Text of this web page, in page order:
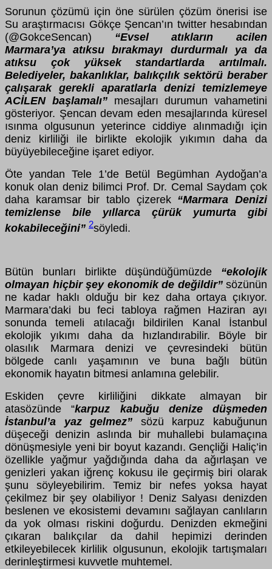
Sorunun çözümü için öne sürülen çözüm önerisi ise
Su araştırmacısı Gökçe Şencan’ın twitter hesabından
(@GokceSencan) “Evsel atıkların acilen
Marmara’ya atıksu bırakmayı durdurmalı ya da
atıksu çok yüksek standartlarda arıtılmalı.
Belediyeler, bakanlıklar, balıkçılık sektörü beraber
çalışarak gerekli aparatlarla denizi temizlemeye
ACİLEN başlamalı” mesajları durumun vahametini
gösteriyor. Şencan devam eden mesajlarında küresel
ısınma olgusunun yeterince ciddiye alınmadığı için
deniz kirliliği ile birlikte ekolojik yıkımın daha da
büyüyebileceğine işaret ediyor.
Öte yandan Tele 1’de Betül Begümhan Aydoğan’a
konuk olan deniz bilimci Prof. Dr. Cemal Saydam çok
daha karamsar bir tablo çizerek “Marmara Denizi
temizlense bile yıllarca çürük yumurta gibi
kokabileceğini” 2söyledi.
Bütün bunları birlikte düşündüğümüzde “ekolojik
olmayan hiçbir şey ekonomik de değildir”sözünün
ne kadar haklı olduğu bir kez daha ortaya çıkıyor.
Marmara’daki bu feci tabloya rağmen Haziran ayı
sonunda temeli atılacağı bildirilen Kanal İstanbul
ekolojik yıkımı daha da hızlandırabilir. Böyle bir
olasılık Marmara denizi ve çevresindeki bütün
bölgede canlı yaşamının ve buna bağlı bütün
ekonomik hayatın bitmesi anlamına gelebilir.
Eskiden çevre kirliliğini dikkate almayan bir
atasözünde “karpuz kabuğu denize düşmeden
İstanbul’a yaz gelmez” sözü karpuz kabuğunun
düşeceği denizin aslında bir muhallebi bulamaçına
dönüşmesiyle yeni bir boyut kazandı. Gençliği Haliç’in
özellikle yağmur yağdığında daha da ağırlaşan ve
genizleri yakan iğrenç kokusu ile geçirmiş biri olarak
şunu söyleyebilirim. Temiz bir nefes yoksa hayat
çekilmez bir şey olabiliyor ! Deniz Salyası denizden
beslenen ve ekosistemi devamını sağlayan canlıların
da yok olması riskini doğurdu. Denizden ekmeğini
çıkaran balıkçılar da dahil hepimizi derinden
etkileyebilecek kirlilik olgusunun, ekolojik tartışmaları
derinleştirmesi kuvvetle muhtemel.